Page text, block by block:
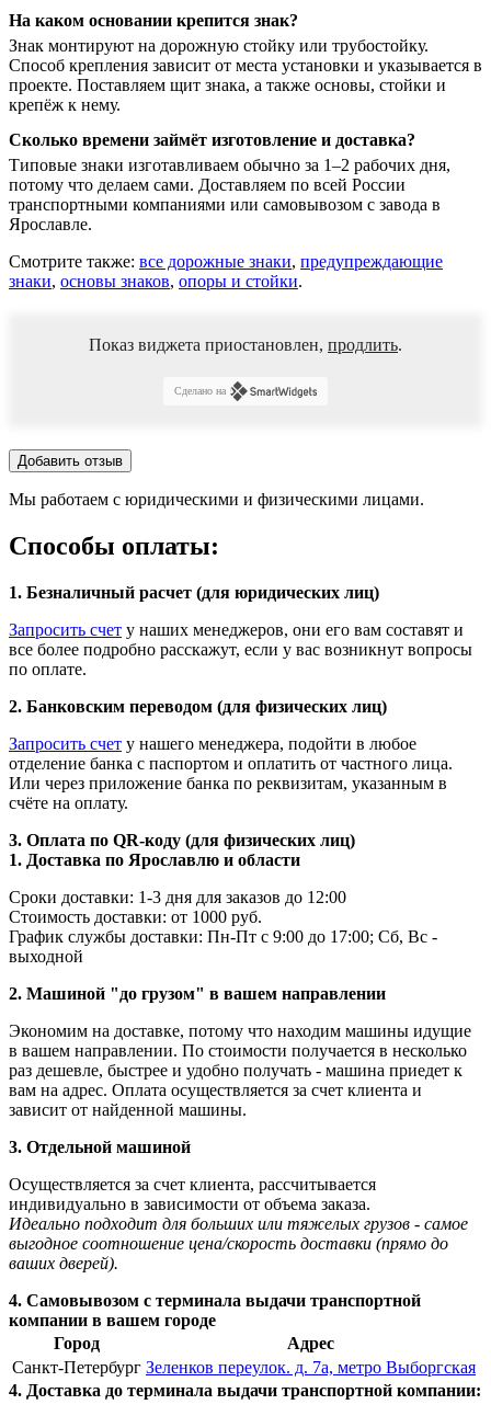
На каком основании крепится знак?
Знак монтируют на дорожную стойку или трубостойку.
Способ крепления зависит от места установки и указывается в
проекте. Поставляем щит знака, а также основы, стойки и
крепёж к нему.
Сколько времени займёт изготовление и доставка?
Типовые знаки изготавливаем обычно за 1–2 рабочих дня,
потому что делаем сами. Доставляем по всей России
транспортными компаниями или самовывозом с завода в
Ярославле.
Смотрите также: все дорожные знаки, предупреждающие
знаки, основы знаков, опоры и стойки.
Показ виджета приостановлен, продлить.
Сделано на
Добавить отзыв
Мы работаем с юридическими и физическими лицами.
Способы оплаты:
1. Безналичный расчет (для юридических лиц)
Запросить счет у наших менеджеров, они его вам составят и
все более подробно расскажут, если у вас возникнут вопросы
по оплате.
2. Банковским переводом (для физических лиц)
Запросить счет у нашего менеджера, подойти в любое
отделение банка с паспортом и оплатить от частного лица.
Или через приложение банка по реквизитам, указанным в
счёте на оплату.
3. Оплата по QR-коду (для физических лиц)
1. Доставка по Ярославлю и области
Сроки доставки: 1-3 дня для заказов до 12:00
Стоимость доставки: от 1000 руб.
График службы доставки: Пн-Пт с 9:00 до 17:00; Сб, Вс -
выходной
2. Машиной "до грузом" в вашем направлении
Экономим на доставке, потому что находим машины идущие
в вашем направлении. По стоимости получается в несколько
раз дешевле, быстрее и удобно получать - машина приедет к
вам на адрес. Оплата осуществляется за счет клиента и
зависит от найденной машины.
3. Отдельной машиной
Осуществляется за счет клиента, рассчитывается
индивидуально в зависимости от объема заказа.
Идеально подходит для больших или тяжелых грузов - самое
выгодное соотношение цена/скорость доставки (прямо до
ваших дверей).
4. Самовывозом с терминала выдачи транспортной
компании в вашем городе
Город
Адрес
Санкт-Петербург Зеленков переулок. д. 7а, метро Выборгская
4. Доставка до терминала выдачи транспортной компании: